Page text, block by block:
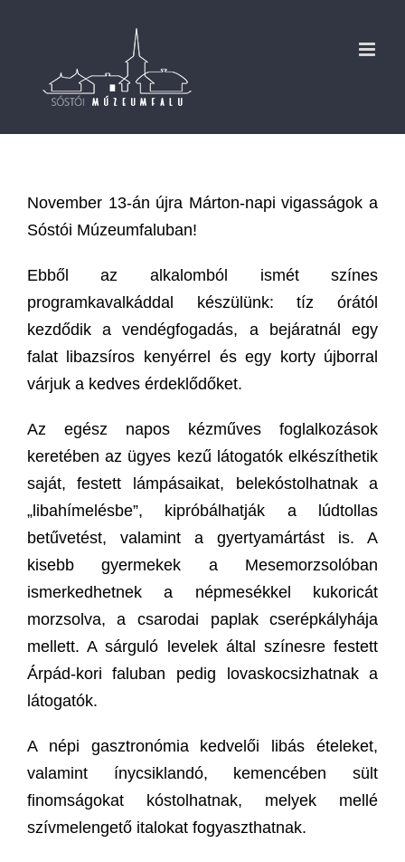
November 13-án újra Márton-napi vigasságok a
Sóstói Múzeumfaluban!
Ebből az alkalomból ismét színes
programkavalkáddal készülünk: tíz órától
kezdődik a vendégfogadás, a bejáratnál egy
falat libazsíros kenyérrel és egy korty újborral
várjuk a kedves érdeklődőket.
Az egész napos kézműves foglalkozások
keretében az ügyes kezű látogatók elkészíthetik
saját, festett lámpásaikat, belekóstolhatnak a
„libahímelésbe”, kipróbálhatják a lúdtollas
betűvetést, valamint a gyertyamártást is. A
kisebb gyermekek a Mesemorzsolóban
ismerkedhetnek a népmesékkel kukoricát
morzsolva, a csarodai paplak cserépkályhája
mellett. A sárguló levelek által színesre festett
Árpád-kori faluban pedig lovaskocsizhatnak a
látogatók.
A népi gasztronómia kedvelői libás ételeket,
valamint ínycsiklandó, kemencében sült
finomságokat kóstolhatnak, melyek mellé
szívmelengető italokat fogyaszthatnak.